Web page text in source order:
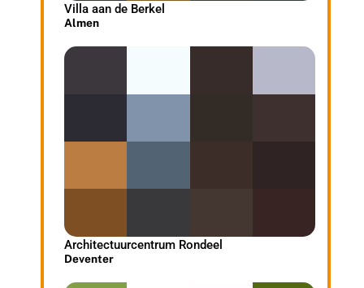
Villa aan de Berkel
Almen
Architectuurcentrum Rondeel
Deventer